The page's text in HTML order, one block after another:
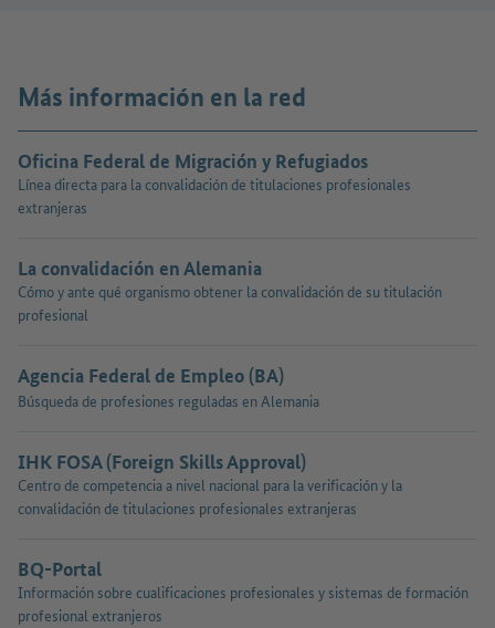
Más información en la red
Oficina Federal de Migración y Refugiados
Línea directa para la convalidación de titulaciones profesionales
extranjeras
La convalidación en Alemania
Cómo y ante qué organismo obtener la convalidación de su titulación
profesional
Agencia Federal de Empleo (BA)
Búsqueda de profesiones reguladas en Alemania
IHK FOSA (Foreign Skills Approval)
Centro de competencia a nivel nacional para la verificación y la
convalidación de titulaciones profesionales extranjeras
BQ-Portal
Información sobre cualificaciones profesionales y sistemas de formación
profesional extranjeros